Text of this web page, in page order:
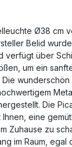
Ø38 cm
Belid
verfügt über
um ein
Die
eine
Zuhause zu
im Raum, egal